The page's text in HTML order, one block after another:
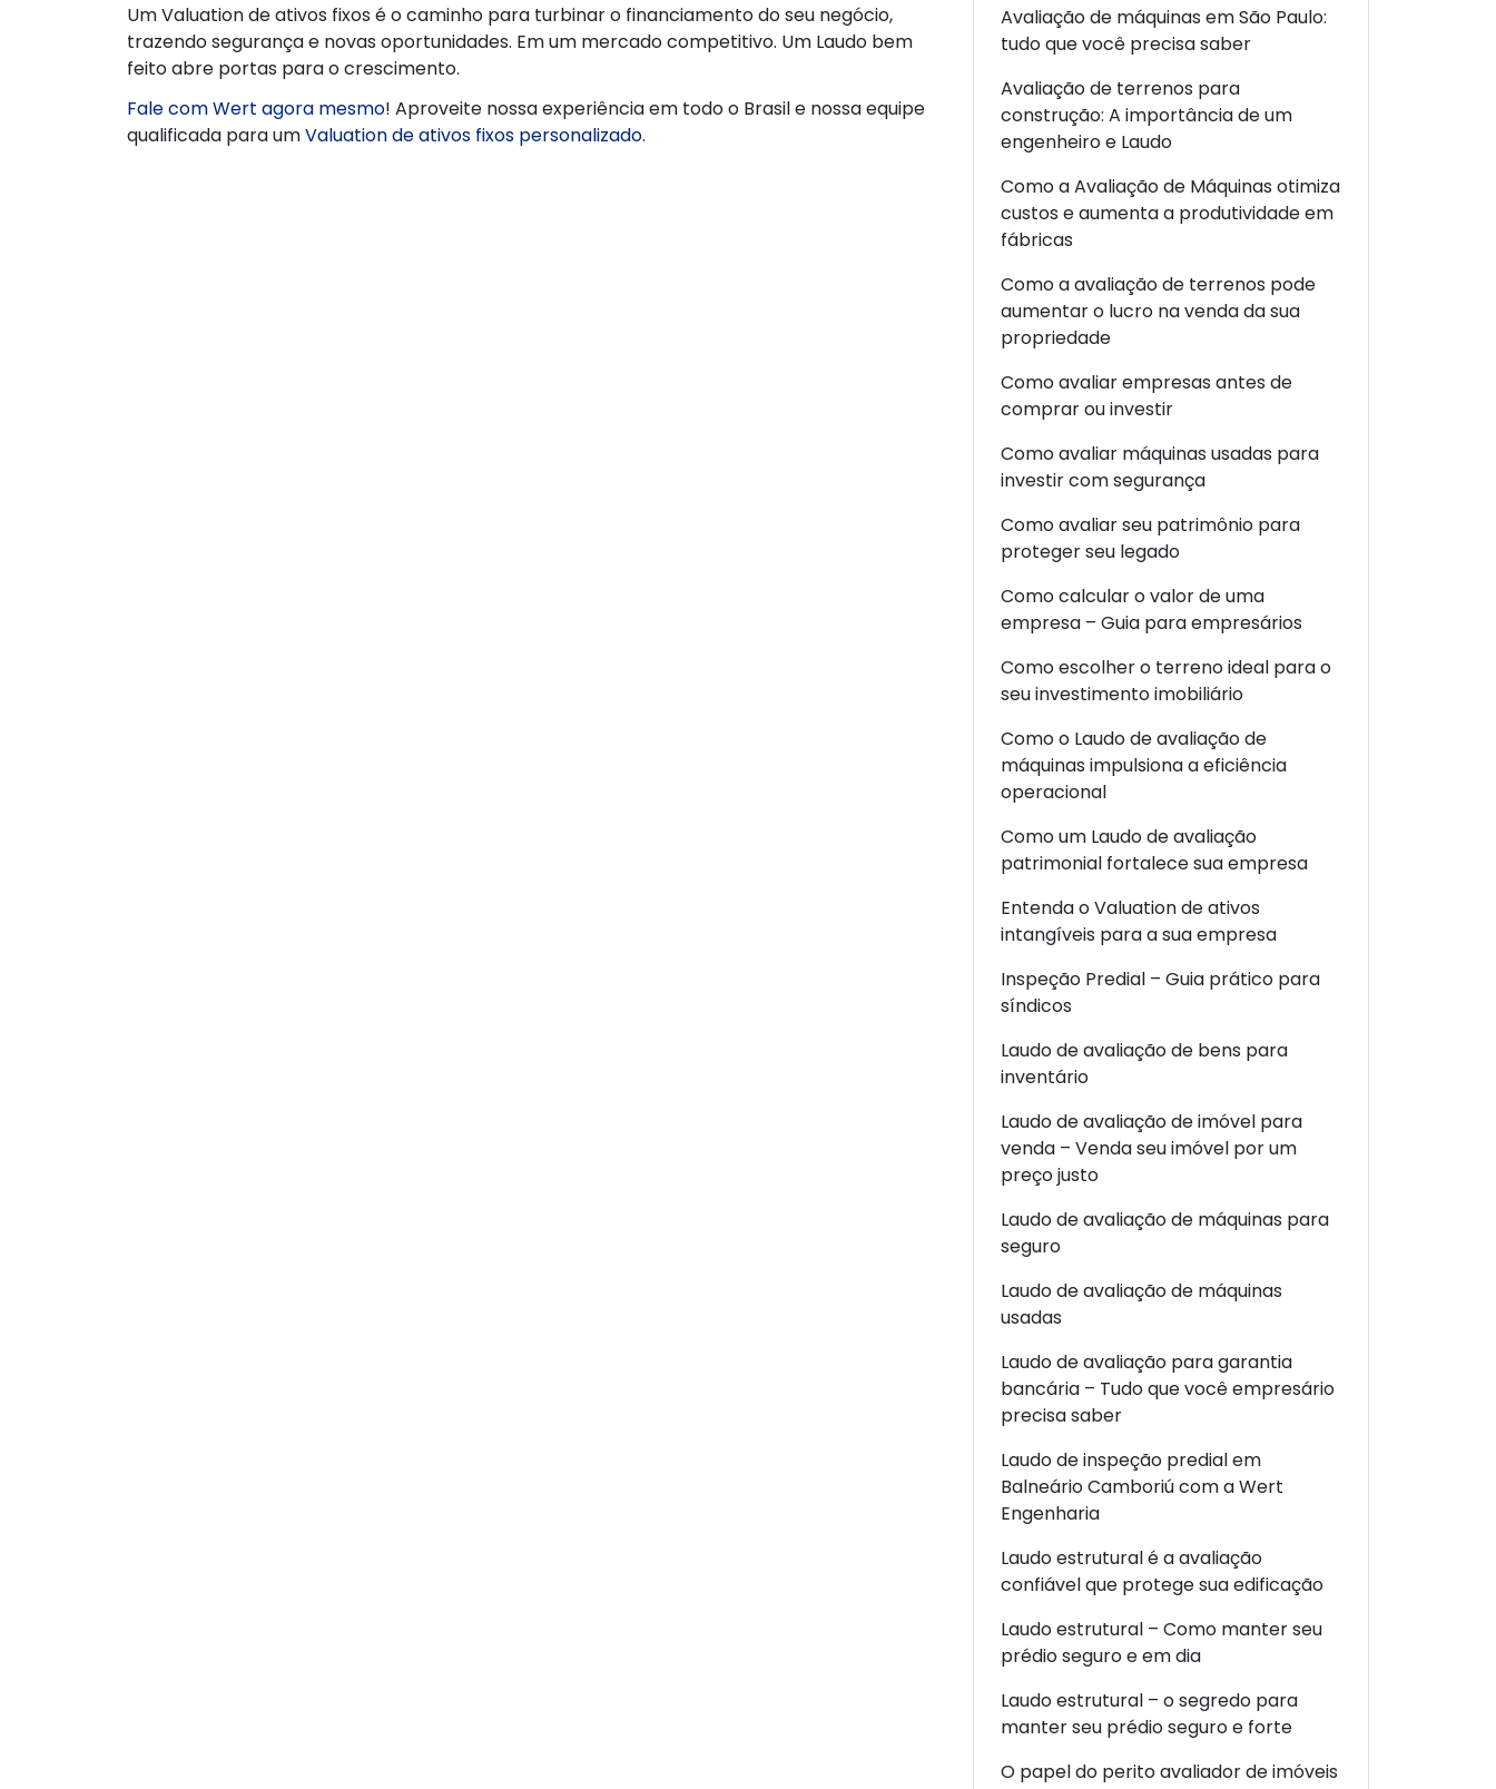
Um Valuation de ativos fixos é o caminho para turbinar o financiamento do seu negócio,
trazendo segurança e novas oportunidades. Em um mercado competitivo. Um Laudo bem
feito abre portas para o crescimento.
Fale com Wert agora mesmo! Aproveite nossa experiência em todo o Brasil e nossa equipe
qualificada para umValuation de ativos fixos personalizado.
Avaliação de máquinas em São Paulo:
tudo que você precisa saber
Avaliação de terrenos para
construção: A importância de um
engenheiro e Laudo
Como a Avaliação de Máquinas otimiza
custos e aumenta a produtividade em
fábricas
Como a avaliação de terrenos pode
aumentar o lucro na venda da sua
propriedade
Como avaliar empresas antes de
comprar ou investir
Como avaliar máquinas usadas para
investir com segurança
Como avaliar seu patrimônio para
proteger seu legado
Como calcular o valor de uma
empresa – Guia para empresários
Como escolher o terreno ideal para o
seu investimento imobiliário
Como o Laudo de avaliação de
máquinas impulsiona a eficiência
operacional
Como um Laudo de avaliação
patrimonial fortalece sua empresa
Entenda o Valuation de ativos
intangíveis para a sua empresa
Inspeção Predial – Guia prático para
síndicos
Laudo de avaliação de bens para
inventário
Laudo de avaliação de imóvel para
venda – Venda seu imóvel por um
preço justo
Laudo de avaliação de máquinas para
seguro
Laudo de avaliação de máquinas
usadas
Laudo de avaliação para garantia
bancária – Tudo que você empresário
precisa saber
Laudo de inspeção predial em
Balneário Camboriú com a Wert
Engenharia
Laudo estrutural é a avaliação
confiável que protege sua edificação
Laudo estrutural – Como manter seu
prédio seguro e em dia
Laudo estrutural – o segredo para
manter seu prédio seguro e forte
O papel do perito avaliador de imóveis